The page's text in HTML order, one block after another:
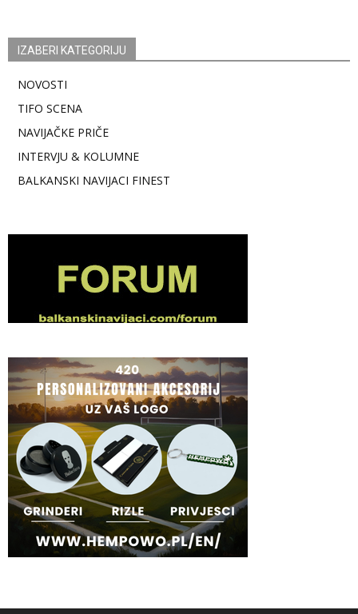
IZABERI KATEGORIJU
NOVOSTI
TIFO SCENA
NAVIJAČKE PRIČE
INTERVJU & KOLUMNE
BALKANSKI NAVIJACI FINEST